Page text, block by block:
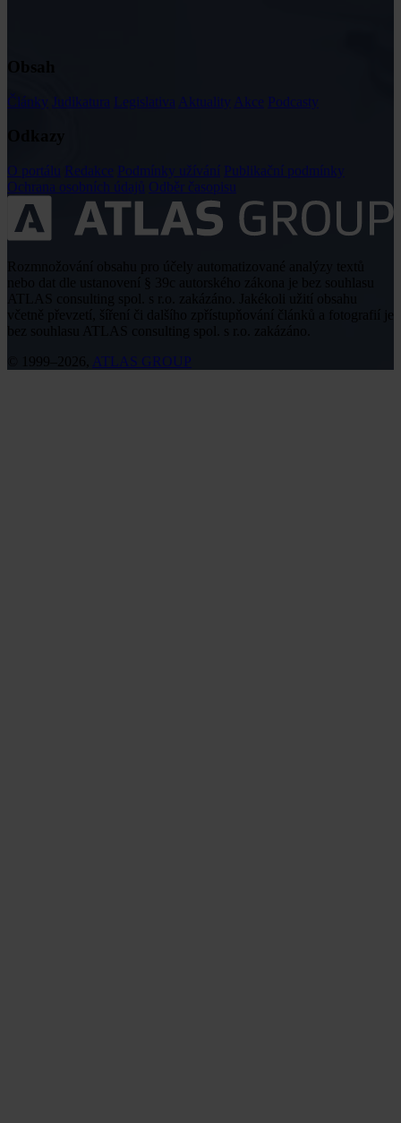
Články Judikatura Legislativa Aktuality Akce Podcasty
O portálu Redakce Podmínky užívání Publikační podmínky
Ochrana osobních údajů Odběr časopisu
včetně převzetí, šíření či dalšího zpřístupňování článků a fotografií je
ATLAS GROUP